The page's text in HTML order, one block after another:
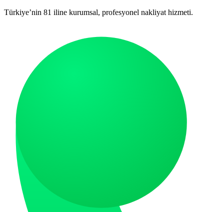
Türkiye’nin 81 iline kurumsal, profesyonel nakliyat hizmeti.